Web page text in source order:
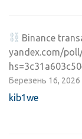
Binance
yandex.com/
Березень 16, 2026
kib1we